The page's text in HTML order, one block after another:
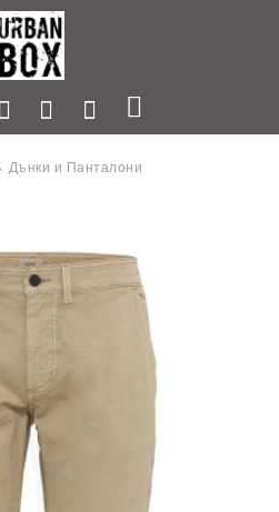
Дънки и Панталони